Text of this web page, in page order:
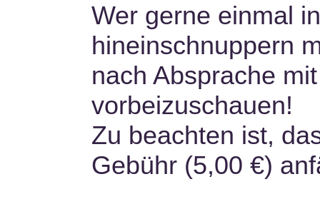
Wer gerne einmal
hineinschnuppern
nach Absprache
vorbeizuschauen!
Zu beachten ist,
Gebühr (5,00 €)